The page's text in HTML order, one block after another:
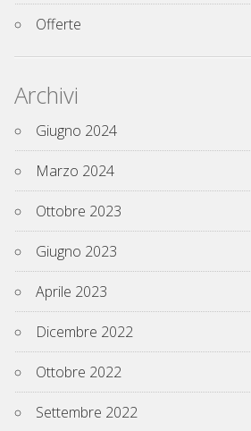
Offerte
Archivi
Giugno 2024
Marzo 2024
Ottobre 2023
Giugno 2023
Aprile 2023
Dicembre 2022
Ottobre 2022
Settembre 2022